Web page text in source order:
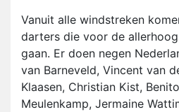
Vanuit alle windstreken
darters die voor de
gaan. Er doen negen
van Barneveld, Vincent van
Klaasen, Christian Kist,
Meulenkamp, Jermaine